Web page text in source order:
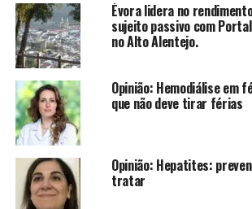
Évora lidera no
sujeito passivo com
no Alto Alentejo.
Opinião: Hemodiálise em
que não deve tirar férias
Opinião: Hepatites:
tratar